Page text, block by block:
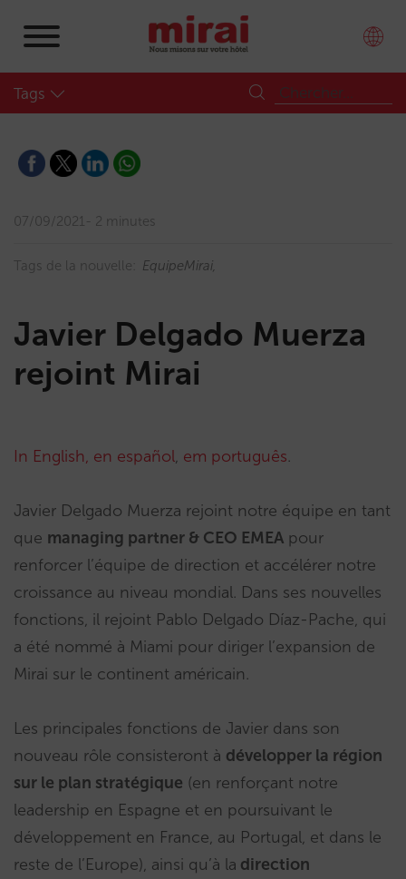
Tags
07/09/2021 2 minutes
Tags de la nouvelle: EquipeMirai
Javier Delgado Muerza
rejoint Mirai
In English, en español, em português.
Javier Delgado Muerza rejoint notre équipe en tant
que managing partner & CEO EMEA pour
renforcer l’équipe de direction et accélérer notre
croissance au niveau mondial. Dans ses nouvelles
fonctions, il rejoint Pablo Delgado Díaz-Pache, qui
a été nommé à Miami pour diriger l’expansion de
Mirai sur le continent américain.
Les principales fonctions de Javier dans son
nouveau rôle consisteront à développer la région
sur le plan stratégique (en renforçant notre
leadership en Espagne et en poursuivant le
développement en France, au Portugal, et dans le
reste de l’Europe), ainsi qu’à la direction